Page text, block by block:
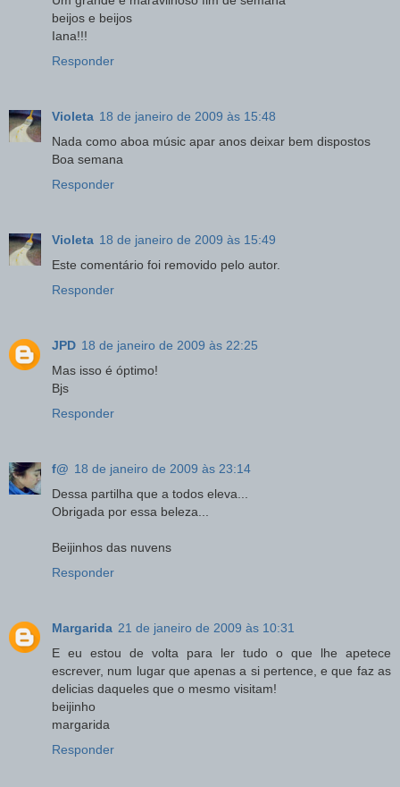
beijos e beijos
Iana!!!
Responder
Violeta 18 de janeiro de 2009 às 15:48
Nada como aboa músic apar anos deixar bem dispostos
Boa semana
Responder
Violeta 18 de janeiro de 2009 às 15:49
Este comentário foi removido pelo autor.
Responder
JPD 18 de janeiro de 2009 às 22:25
Mas isso é óptimo!
Bjs
Responder
f@ 18 de janeiro de 2009 às 23:14
Dessa partilha que a todos eleva...
Obrigada por essa beleza...
Beijinhos das nuvens
Responder
Margarida 21 de janeiro de 2009 às 10:31
E eu estou de volta para ler tudo o que lhe apetece
escrever, num lugar que apenas a si pertence, e que faz as
delicias daqueles que o mesmo visitam!
beijinho
margarida
Responder